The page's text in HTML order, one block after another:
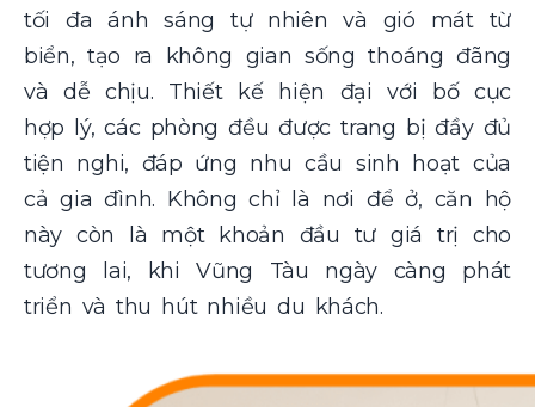
tối đa ánh sáng tự nhiên và gió mát từ
biển, tạo ra không gian sống thoáng đãng
và dễ chịu. Thiết kế hiện đại với bố cục
hợp lý, các phòng đều được trang bị đầy đủ
tiện nghi, đáp ứng nhu cầu sinh hoạt của
cả gia đình. Không chỉ là nơi để ở, căn hộ
này còn là một khoản đầu tư giá trị cho
tương lai, khi Vũng Tàu ngày càng phát
triển và thu hút nhiều du khách.